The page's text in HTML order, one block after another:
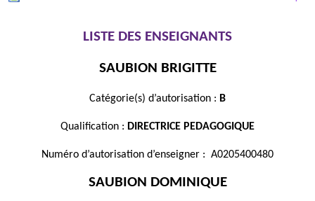
LISTE DES ENSEIGNANTS
SAUBION BRIGITTE
Catégorie(s) d’autorisation : B
Qualification : DIRECTRICE PEDAGOGIQUE
Numéro d’autorisation d’enseigner : A0205400480
SAUBION DOMINIQUE